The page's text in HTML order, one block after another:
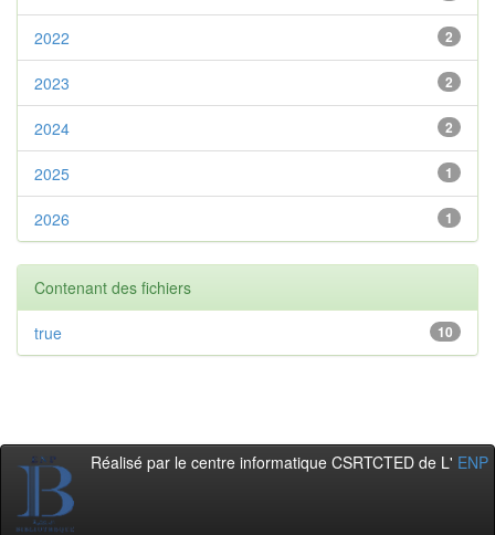
2
2022
2
2023
2
2024
1
2025
1
2026
Contenant des fichiers
10
true
Réalisé par le centre informatique CSRTCTED de L' ENP